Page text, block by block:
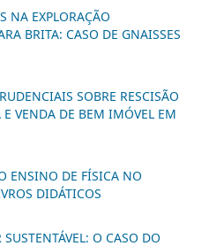
NA EXPLORAÇÃO
BRITA: CASO DE GNAISSES
SOBRE RESCISÃO
VENDA DE BEM IMÓVEL EM
ENSINO DE FÍSICA NO
DIDÁTICOS
O CASO DO